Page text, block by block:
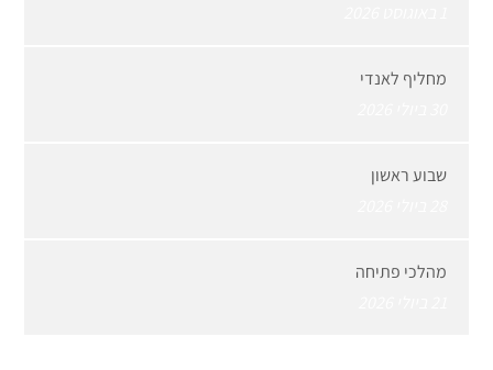
מחליף לאנדי
שבוע ראשון
מהלכי פתיחה